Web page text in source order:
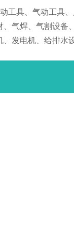
具、气动工具
气焊、气割设备
发电机、给排水